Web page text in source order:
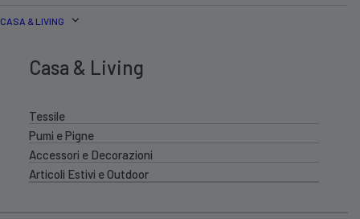
CASA & LIVING
Casa & Living
Tessile
Pumi e Pigne
Accessori e Decorazioni
Articoli Estivi e Outdoor